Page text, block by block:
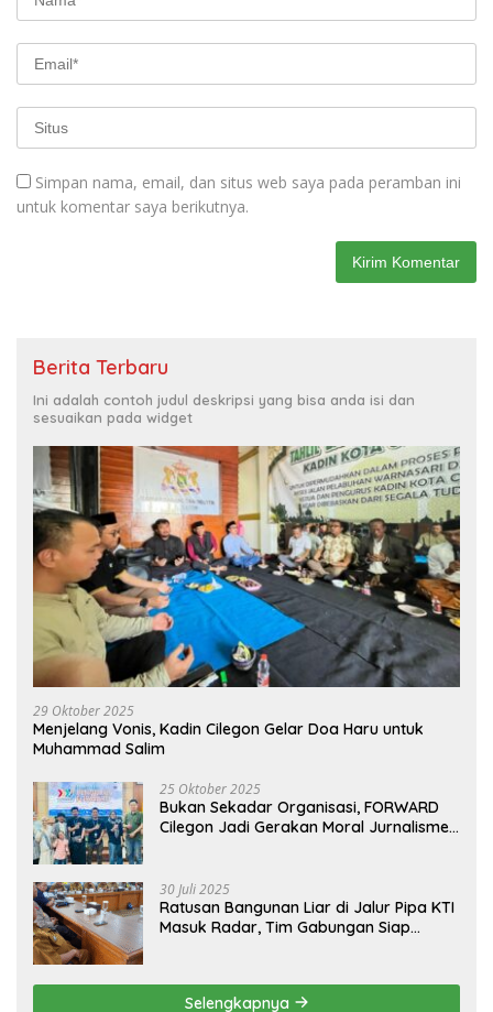
Simpan nama, email, dan situs web saya pada peramban ini
untuk komentar saya berikutnya.
Berita Terbaru
Ini adalah contoh judul deskripsi yang bisa anda isi dan
sesuaikan pada widget
29 Oktober 2025
Menjelang Vonis, Kadin Cilegon Gelar Doa Haru untuk
Muhammad Salim
25 Oktober 2025
Bukan Sekadar Organisasi, FORWARD
Cilegon Jadi Gerakan Moral Jurnalisme
30 Juli 2025
Ratusan Bangunan Liar di Jalur Pipa KTI
Masuk Radar, Tim Gabungan Siap
Selengkapnya